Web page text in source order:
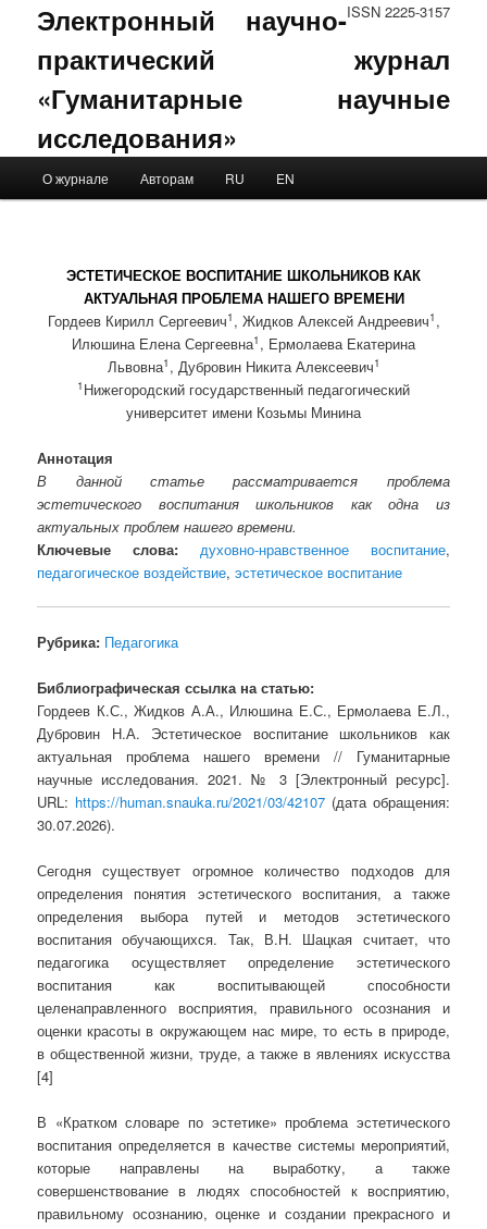
ISSN 2225-3157
Электронный научно-
практический журнал
«Гуманитарные научные
исследования»
Skip to primary content
Skip to secondary content
О журнале Авторам RU EN
ЭСТЕТИЧЕСКОЕ ВОСПИТАНИЕ ШКОЛЬНИКОВ КАК
АКТУАЛЬНАЯ ПРОБЛЕМА НАШЕГО ВРЕМЕНИ
Гордеев Кирилл Сергеевич1 , Жидков Алексей Андреевич1 ,
Илюшина Елена Сергеевна1 , Ермолаева Екатерина
Львовна1 , Дубровин Никита Алексеевич1
1 Нижегородский государственный педагогический
университет имени Козьмы Минина
Аннотация
В данной статье рассматривается проблема
эстетического воспитания школьников как одна из
актуальных проблем нашего времени.
Ключевые слова:
духовно-нравственное воспитание,
педагогическое воздействие,эстетическое воспитание
Рубрика: Педагогика
Библиографическая ссылка на статью:
Гордеев К.С., Жидков А.А., Илюшина Е.С., Ермолаева Е.Л.,
Дубровин Н.А. Эстетическое воспитание школьников как
актуальная проблема нашего времени // Гуманитарные
научные исследования. 2021. № 3 [Электронный ресурс].
URL: https://human.snauka.ru/2021/03/42107 (дата обращения:
30.07.2026).
Сегодня существует огромное количество подходов для
определения понятия эстетического воспитания, а также
определения выбора путей и методов эстетического
воспитания обучающихся. Так, В.Н. Шацкая считает, что
педагогика осуществляет определение эстетического
воспитания как воспитывающей способности
целенаправленного восприятия, правильного осознания и
оценки красоты в окружающем нас мире, то есть в природе,
в общественной жизни, труде, а также в явлениях искусства
[4]
В «Кратком словаре по эстетике» проблема эстетического
воспитания определяется в качестве системы мероприятий,
которые направлены на выработку, а также
совершенствование в людях способностей к восприятию,
правильному осознанию, оценке и создании прекрасного и